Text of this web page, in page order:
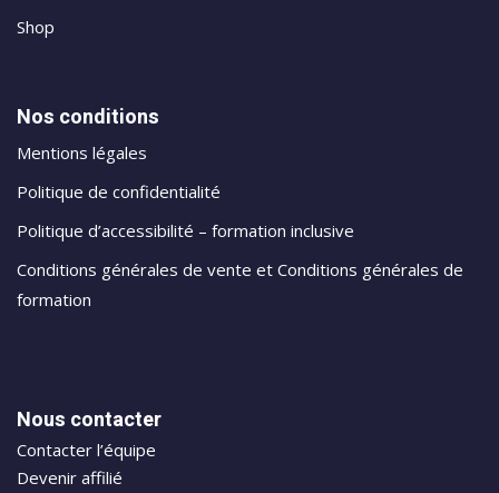
Shop
Nos conditions
Mentions légales
Politique de confidentialité
Politique d’accessibilité – formation inclusive
Conditions générales de vente et Conditions générales de
formation
Nous contacter
Contacter l’équipe
Devenir affilié